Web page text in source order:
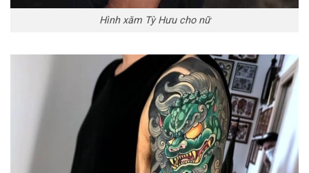
Hình xăm Tỳ Hưu cho nữ